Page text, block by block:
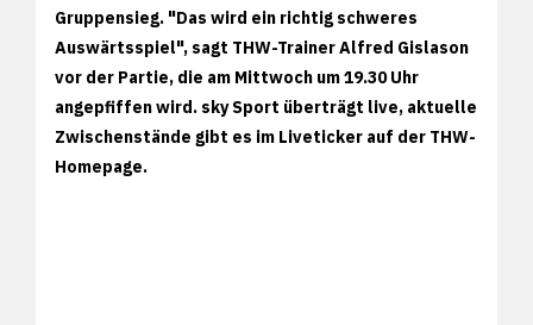
Gruppensieg. "Das wird ein richtig schweres
Auswärtsspiel", sagt THW-Trainer Alfred Gislason
vor der Partie, die am Mittwoch um 19.30 Uhr
angepfiffen wird. sky Sport überträgt live, aktuelle
Zwischenstände gibt es im Liveticker auf der THW-
Homepage.